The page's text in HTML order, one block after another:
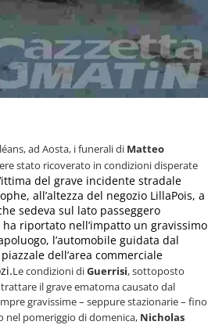
ad Aosta, i funerali di Matteo
stato ricoverato in condizioni disperate
del grave incidente stradale
all’altezza del negozio LillaPois, a
sedeva sul lato passeggero
ha riportato nell’impatto un gravissimo
l’automobile guidata dal
dell’area commerciale
Le condizioni diGuerrisi, sottoposto
il grave ematoma causato dal
gravissime – seppure stazionarie – fino
nel pomeriggio di domenica, Nicholas